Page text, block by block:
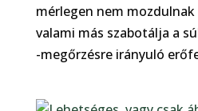
mérlegen nem
valami más szabotálja a
-megőrzésre irányuló